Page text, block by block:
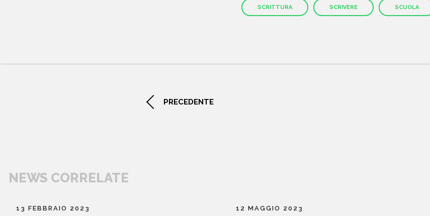
SCRITTURA SCRIVERE SCUOLA
PRECEDENTE
NEWS CORRELATE
13 FEBBRAIO 2023 12 MAGGIO 2023